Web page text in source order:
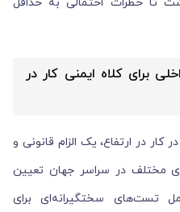
تا خطرات احتمالی به حداقل
برای کلاه ایمنی کار در
کار در ارتفاع، یک الزام قانونی و
مختلف در سراسر جهان تعیین
تست‌های سختگیرانه‌ای برای